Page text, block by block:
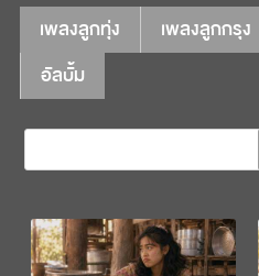
เพลงลูกทุ่ง เพลงลูกกรุง
อัลบั้ม